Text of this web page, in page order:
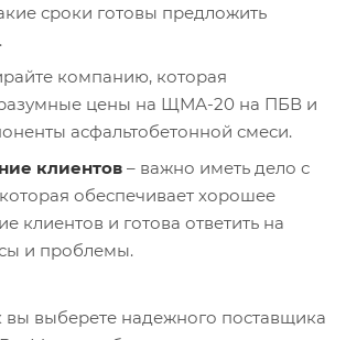
сроки готовы предложить
компанию, которая
разумные цены на ЩМА-20 на ПБВ и
асфальтобетонной смеси.
клиентов – важно иметь дело с
обеспечивает хорошее
клиентов и готова ответить на
и проблемы.
вы выберете надежного поставщика